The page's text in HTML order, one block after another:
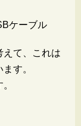
ケーブル
えて、これは
す。